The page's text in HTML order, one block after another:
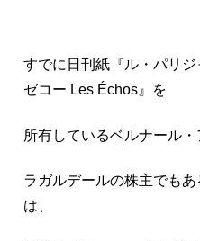
すでに日刊紙『ル・パリ
ゼコー Les Échos』を
所有しているベルナール・
ラガルデールの株主でも
は、